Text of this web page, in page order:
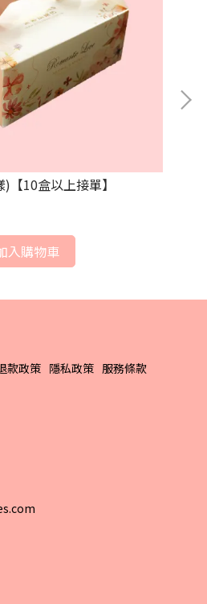
【10盒以上接單】
入購物車
款政策 隱私政策 服務條款